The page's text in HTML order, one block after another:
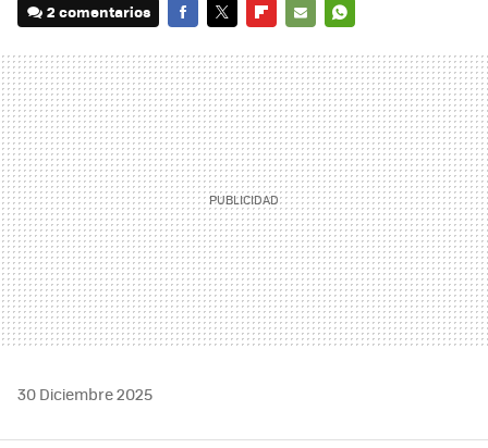
2 comentarios
MAIL
30 Diciembre 2025